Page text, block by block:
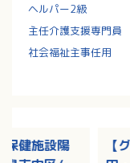
ヘルパー2級
主任介護支援専門員
社会福祉主事任用
【
保健施設陽